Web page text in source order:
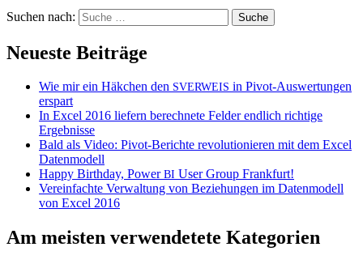
Suchen nach:
Neueste Beiträge
Wie mir ein Häkchen den SVERWEIS in Pivot-Auswertungen
erspart
In Excel 2016 liefern berechnete Felder endlich richtige
Ergebnisse
Bald als Video: Pivot-Berichte revolutionieren mit dem Excel
Datenmodell
Happy Birthday, PowerBI User Group Frankfurt!
Vereinfachte Verwaltung von Beziehungen im Datenmodell
von Excel 2016
Am meisten verwendetete Kategorien